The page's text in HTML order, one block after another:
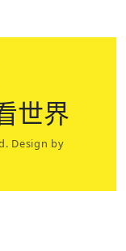
世界
Design by